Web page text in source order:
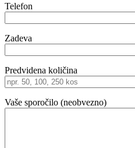
Telefon
Zadeva
Predvidena količina
Vaše sporočilo (neobvezno)